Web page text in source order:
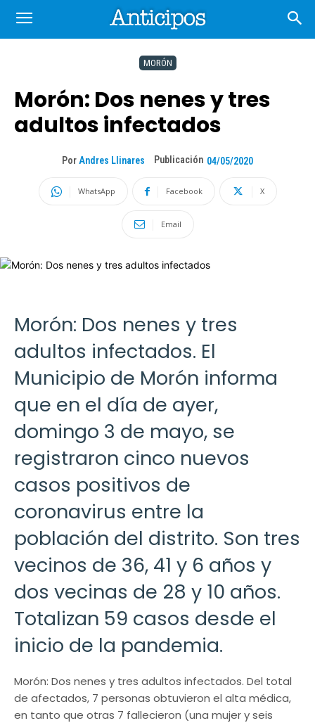
MORÓN
Morón: Dos nenes y tres
adultos infectados
Por Andres Llinares Publicación 04/05/2020
WhatsApp Facebook X
Email
Morón: Dos nenes y tres
adultos infectados. El
Municipio de Morón informa
que en el día de ayer,
domingo 3 de mayo, se
registraron cinco nuevos
casos positivos de
coronavirus entre la
población del distrito. Son tres
vecinos de 36, 41 y 6 años y
dos vecinas de 28 y 10 años.
Totalizan 59 casos desde el
inicio de la pandemia.
Morón: Dos nenes y tres adultos infectados. Del total
de afectados, 7 personas obtuvieron el alta médica,
en tanto que otras 7 fallecieron (una mujer y seis